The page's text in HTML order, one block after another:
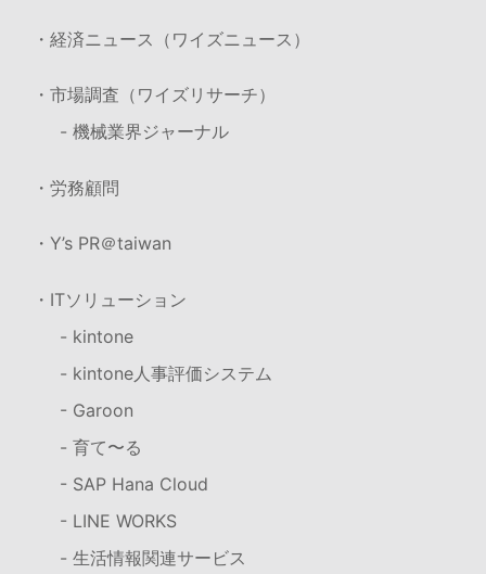
・経済ニュース（ワイズニュース）
・市場調査（ワイズリサーチ）
- 機械業界ジャーナル
・労務顧問
・Y’s PR＠taiwan
・ITソリューション
- kintone
- kintone人事評価システム
- Garoon
- 育て〜る
- SAP Hana Cloud
- LINE WORKS
- 生活情報関連サービス